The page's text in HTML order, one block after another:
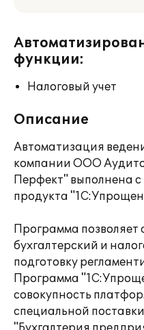
функции:
Налоговый учет
Описание
Автоматизация
компании ООО
Перфект" выполнена
продукта
Программа позволяет
бухгалтерский и
подготовку
Программа
совокупность
специальной